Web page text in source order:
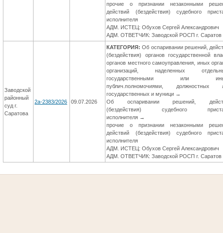
прочие о признании незаконными
действий (бездействия) судебного
исполнителя
АДМ. ИСТЕЦ: Обухов Сергей Александрович
АДМ. ОТВЕТЧИК: Заводской РОСП г. Саратов
Заводской
районный
суд г.
Саратова
2а-2383/2026 09.07.2026
КАТЕГОРИЯ: Об оспаривании решений,
(бездействия) органов государственной
органов местного самоуправления, иных
организаций, наделенных
государственными или
публич.полномочиями, должностных
государственных и муници →
Об оспаривании решений,
(бездействия) судебного
исполнителя →
прочие о признании незаконными
действий (бездействия) судебного
исполнителя
АДМ. ИСТЕЦ: Обухов Сергей Александрович
АДМ. ОТВЕТЧИК: Заводской РОСП г. Саратов